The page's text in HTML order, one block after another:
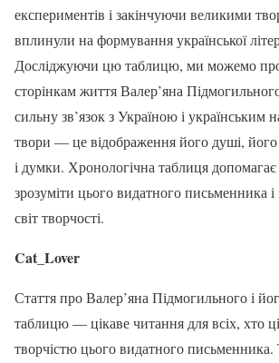
експериментів і закінчуючи великими
вплинули на формування української
Досліджуючи цю таблицю, ми можемо
сторінкам життя Валер’яна
сильну зв’язок з Україною і українським
твори — це відображення його душі,
і думки. Хронологічна таблиця
зрозуміти цього видатного письменника
світ творчості.
Cat_Lover
Стаття про Валер’яна Підмогильного і
таблицю — цікаве читання для всіх, хто
творчістю цього видатного письменника.